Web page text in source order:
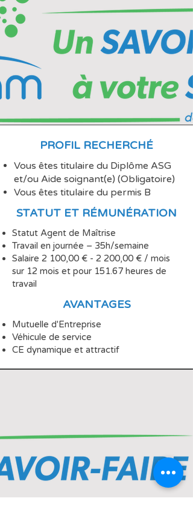
PROFIL RECHERCHÉ
Vous êtes titulaire du Diplôme ASG
et/ou Aide soignant(e) (Obligatoire)
Vous êtes titulaire du permis B
STATUT ET RÉMUNÉRATION
Statut Agent de Maîtrise
Travail en journée – 35h/semaine
Salaire 2 100,00 € - 2 200,00 € / mois
sur 12 mois et pour 151.67 heures de
travail
AVANTAGES
Mutuelle d'Entreprise
Véhicule de service
CE dynamique et attractif